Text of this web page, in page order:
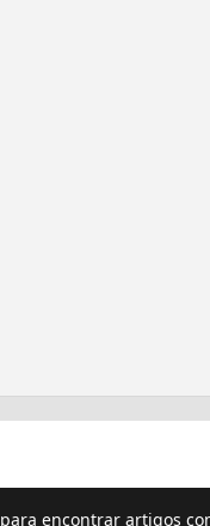
para encontrar artigos